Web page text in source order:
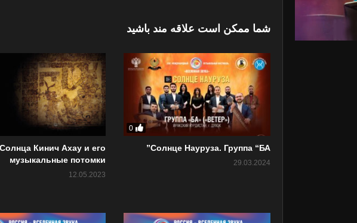
شما ممکن است علاقه مند باشید
0
Солнце Науруза. Группа “БА”
29.03.2024
Кинич Ахау и его
музыкальные потомки
12.05.2023